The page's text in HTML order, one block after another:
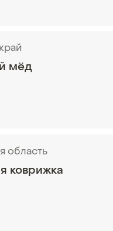
мёд
коврижка
область